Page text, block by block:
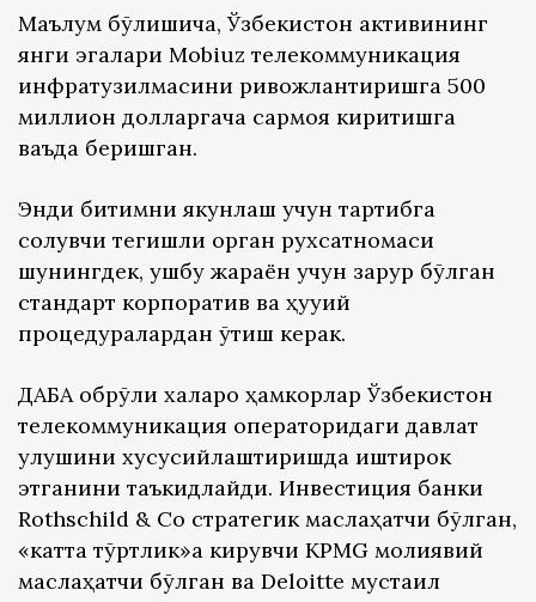
Маълум бўлишича, Ўзбекистон активининг
янги эгалари Mobiuz телекоммуникация
инфратузилмасини ривожлантиришга 500
миллион долларгача сармоя киритишга
ваъда беришган.
Энди битимни якунлаш учун тартибга
солувчи тегишли орган рухсатномаси
шунингдек, ушбу жараён учун зарур бўлган
стандарт корпоратив ва ҳуқуқий
процедуралардан ўтиш керак.
ДАБА обрўли халқаро ҳамкорлар Ўзбекистон
телекоммуникация операторидаги давлат
улушини хусусийлаштиришда иштирок
этганини таъкидлайди. Инвестиция банки
Rothschild & Co стратегик маслаҳатчи бўлган,
«катта тўртлик»а кирувчи KPMG молиявий
маслаҳатчи бўлган ва Deloitte мустақил